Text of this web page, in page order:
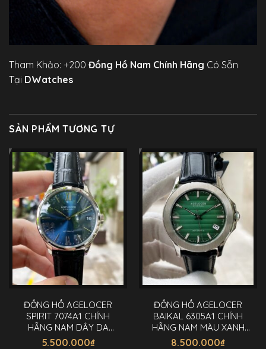
Tham Khảo: +200 Đồng Hồ Nam Chính Hãng Có Sẵn
Tại DWatches
SẢN PHẨM TƯƠNG TỰ
ĐỒNG HỒ AGELOCER
SPIRIT 7074A1 CHÍNH
HÃNG NAM DÂY DA
40MM
5.500.000₫
ĐỒNG HỒ AGELOCER
BAIKAL 6305A1 CHÍNH
HÃNG NAM MÀU XANH
40MM
8.500.000₫